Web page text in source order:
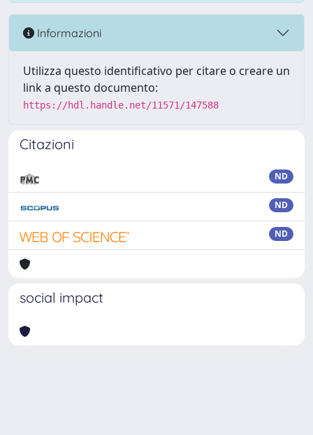
Informazioni
Utilizza questo identificativo per citare o creare un
link a questo documento:
https://hdl.handle.net/11571/147588
Citazioni
ND
ND
ND
social impact